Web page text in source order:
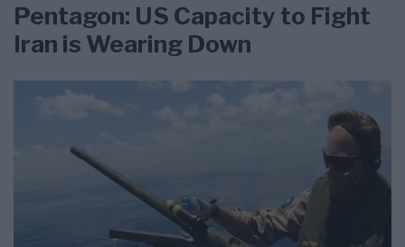
Pentagon: US Capacity to Fight
Iran is Wearing Down